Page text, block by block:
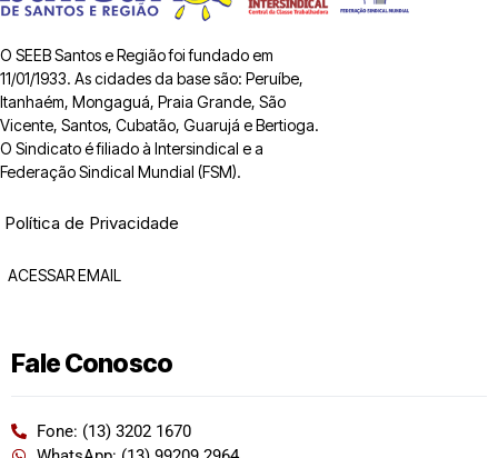
O SEEB Santos e Região foi fundado em
11/01/1933. As cidades da base são: Peruíbe,
Itanhaém, Mongaguá, Praia Grande, São
Vicente, Santos, Cubatão, Guarujá e Bertioga.
O Sindicato é filiado à Intersindical e a
Federação Sindical Mundial (FSM).
Política de Privacidade
ACESSAR EMAIL
Fale Conosco
Fone: (13) 3202 1670